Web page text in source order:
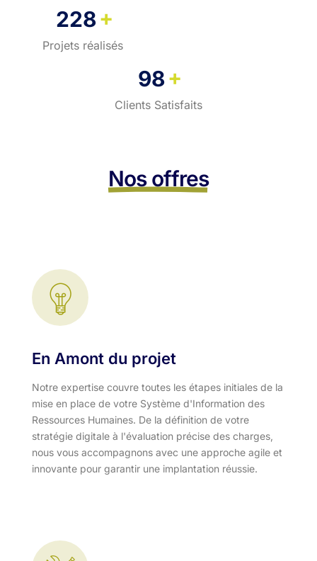
228+
Projets réalisés
98+
Clients Satisfaits
Nos offres
En Amont du projet
Notre expertise couvre toutes les étapes initiales de la
mise en place de votre Système d'Information des
Ressources Humaines. De la définition de votre
stratégie digitale à l'évaluation précise des charges,
nous vous accompagnons avec une approche agile et
innovante pour garantir une implantation réussie.